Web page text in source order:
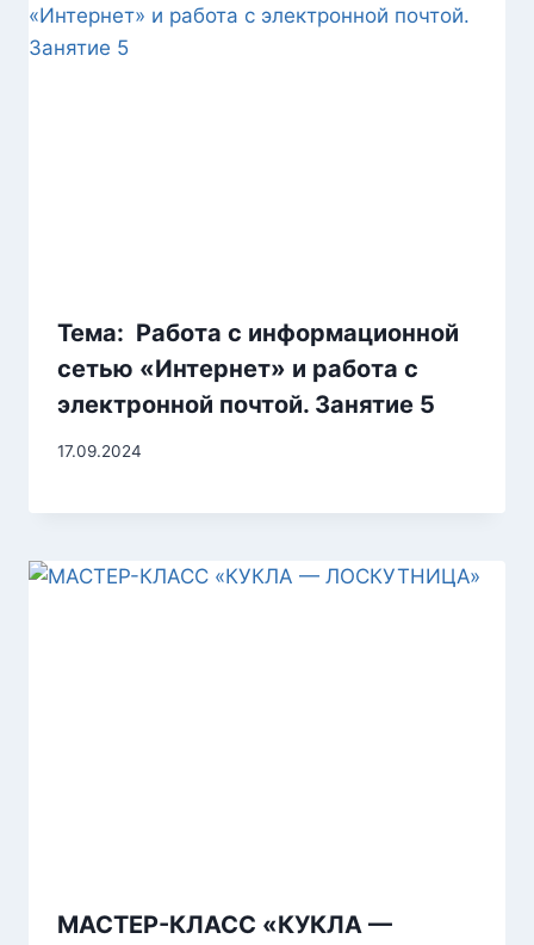
Тема: Работа с информационной
сетью «Интернет» и работа с
электронной почтой. Занятие 5
17.09.2024
МАСТЕР-КЛАСС «КУКЛА —